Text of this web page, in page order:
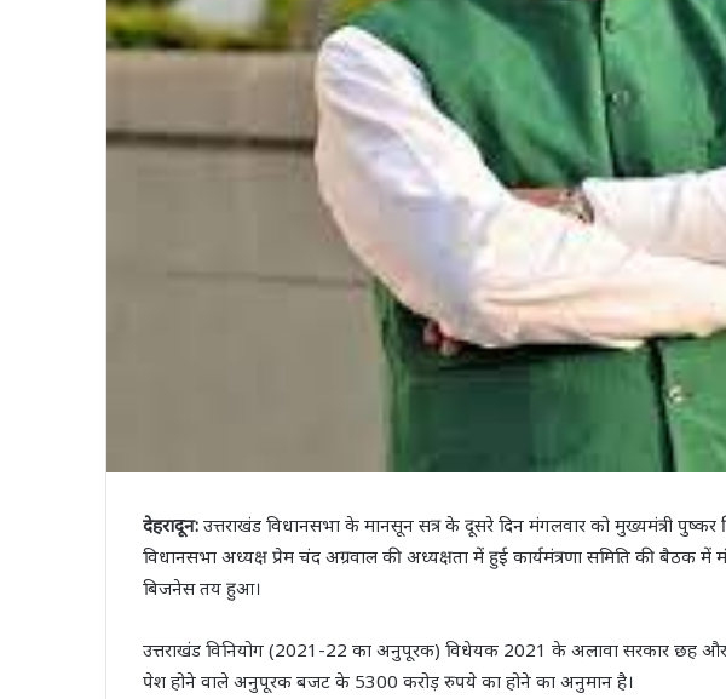
देहरादून: उत्तराखंड विधानसभा के मानसून सत्र के दूसरे दिन मंगलवार को मुख्यमंत्री
विधानसभा अध्यक्ष प्रेम चंद अग्रवाल की अध्यक्षता में हुई कार्यमंत्रणा समिति की बैठक
बिजनेस तय हुआ।
उत्तराखंड विनियोग (2021-22 का अनुपूरक) विधेयक 2021 के अलावा सरकार छह
पेश होने वाले अनुपूरक बजट के 5300 करोड़ रुपये का होने का अनुमान है।